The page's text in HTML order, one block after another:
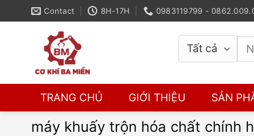
to
Contact 8H-17H 0983119799 -
TRANG CHỦ GIỚI THIỆU SẢN
máy khuấy trộn hóa chất chính